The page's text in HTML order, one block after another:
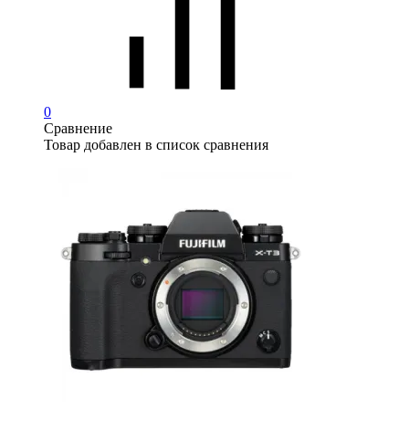
0
Сравнение
Товар добавлен в список сравнения